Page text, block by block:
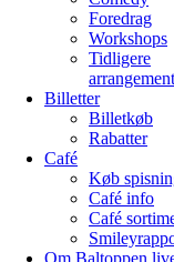
Foredrag
Workshops
Tidligere
Billetter
Billetkøb
Rabatter
Café
Køb
Café info
Café
Om Baltoppen